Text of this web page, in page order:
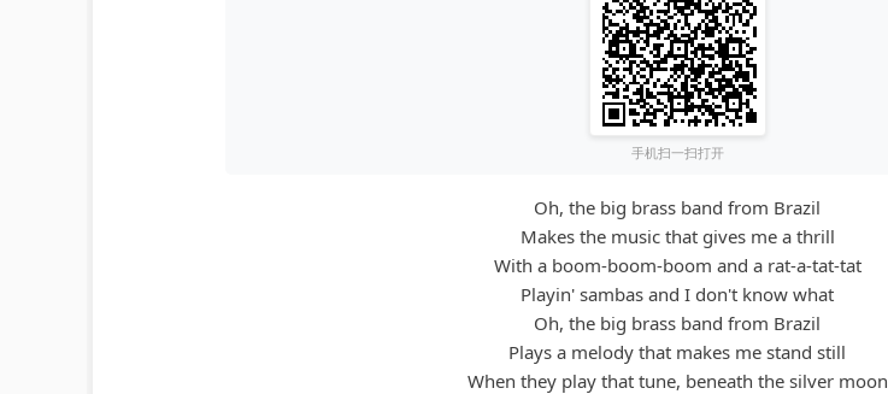
手机扫一扫打开
Oh, the big brass band from Brazil
Makes the music that gives me a thrill
With a boom-boom-boom and a rat-a-tat-tat
Playin' sambas and I don't know what
Oh, the big brass band from Brazil
Plays a melody that makes me stand still
When they play that tune, beneath the silver moon